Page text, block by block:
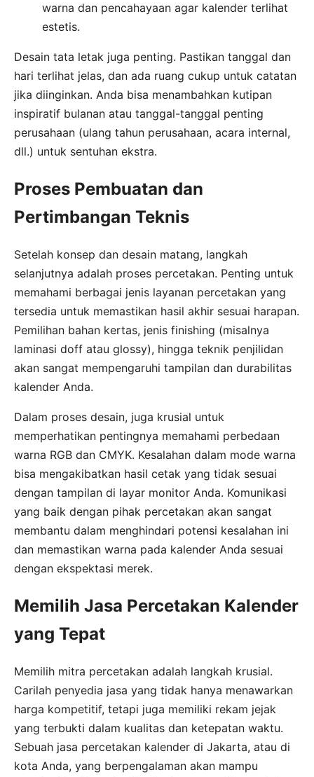
warna dan pencahayaan agar kalender terlihat
estetis.
Desain tata letak juga penting. Pastikan tanggal dan
hari terlihat jelas, dan ada ruang cukup untuk catatan
jika diinginkan. Anda bisa menambahkan kutipan
inspiratif bulanan atau tanggal-tanggal penting
perusahaan (ulang tahun perusahaan, acara internal,
dll.) untuk sentuhan ekstra.
Proses Pembuatan dan
Pertimbangan Teknis
Setelah konsep dan desain matang, langkah
selanjutnya adalah proses percetakan. Penting untuk
memahami berbagai jenis layanan percetakan yang
tersedia untuk memastikan hasil akhir sesuai harapan.
Pemilihan bahan kertas, jenis finishing (misalnya
laminasi doff atau glossy), hingga teknik penjilidan
akan sangat mempengaruhi tampilan dan durabilitas
kalender Anda.
Dalam proses desain, juga krusial untuk
memperhatikan pentingnya memahami perbedaan
warna RGB dan CMYK. Kesalahan dalam mode warna
bisa mengakibatkan hasil cetak yang tidak sesuai
dengan tampilan di layar monitor Anda. Komunikasi
yang baik dengan pihak percetakan akan sangat
membantu dalam menghindari potensi kesalahan ini
dan memastikan warna pada kalender Anda sesuai
dengan ekspektasi merek.
Memilih Jasa Percetakan Kalender
yang Tepat
Memilih mitra percetakan adalah langkah krusial.
Carilah penyedia jasa yang tidak hanya menawarkan
harga kompetitif, tetapi juga memiliki rekam jejak
yang terbukti dalam kualitas dan ketepatan waktu.
Sebuah jasa percetakan kalender di Jakarta, atau di
kota Anda, yang berpengalaman akan mampu